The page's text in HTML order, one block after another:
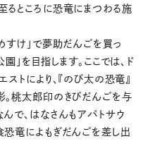
るところに恐竜にまつわる施
すけ」で夢助だんごを買っ
」を目指します。ここでは、ド
トにより、『のび太の恐竜』
。桃太郎印のきびだんごを与
で、はなさんもアパトサウ
恐竜によもぎだんごを差し出